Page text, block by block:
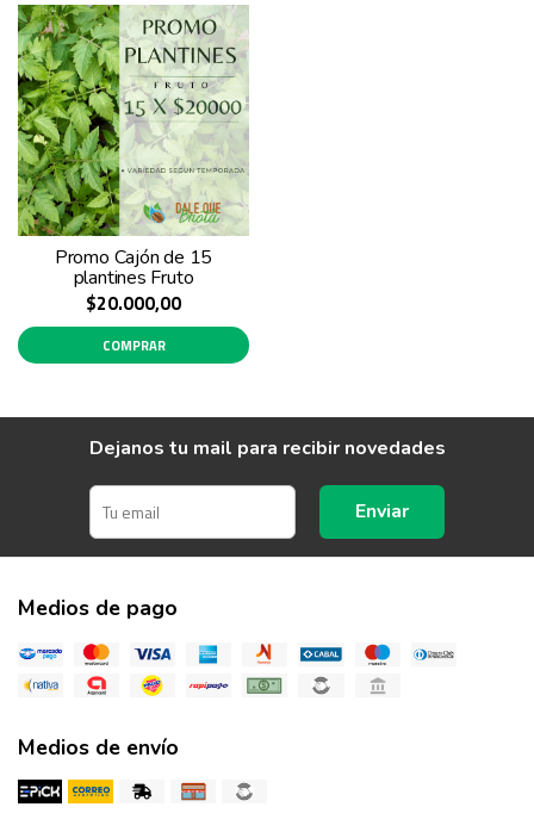
Promo Cajón de 15
plantines Fruto
$20.000,00
COMPRAR
Dejanos tu mail para recibir novedades
Enviar
Medios de pago
Medios de envío